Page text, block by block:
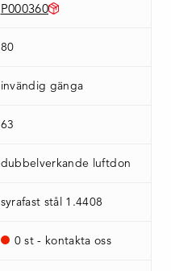
P000360
80
invändig gänga
63
dubbelverkande luftdon
syrafast stål 1.4408
0 st - kontakta oss